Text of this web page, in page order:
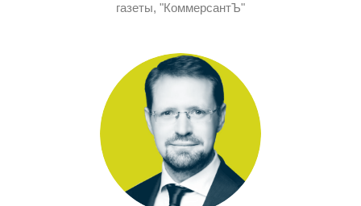
газеты, "КоммерсантЪ"